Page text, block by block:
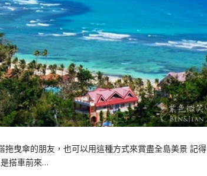
曳傘的朋友，也可以用這種方式來賞盡全島美景 記得
搭車前來…